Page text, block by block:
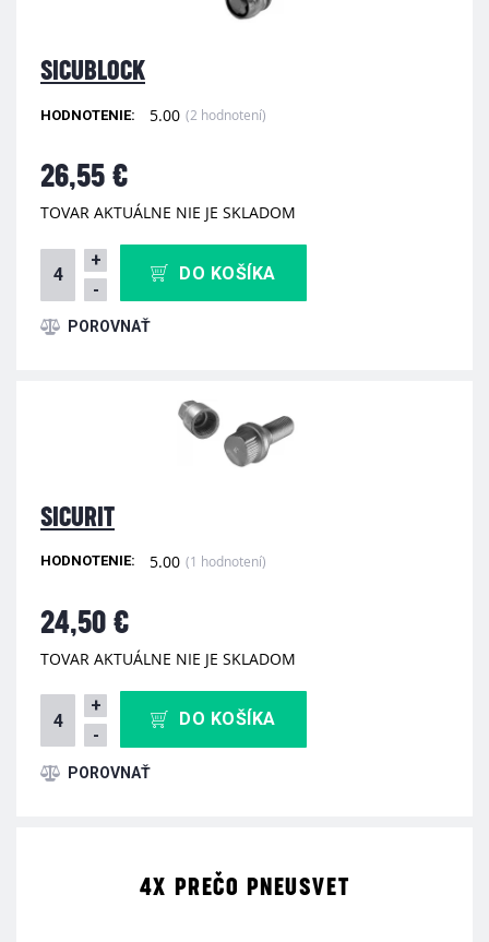
SICUBLOCK
HODNOTENIE: 5.00 (2 hodnotení)
26,55 €
TOVAR AKTUÁLNE NIE JE SKLADOM
+
-
DO KOŠÍKA
SICURIT
HODNOTENIE: 5.00 (1 hodnotení)
24,50 €
TOVAR AKTUÁLNE NIE JE SKLADOM
+
-
DO KOŠÍKA
4X PREČO PNEUSVET